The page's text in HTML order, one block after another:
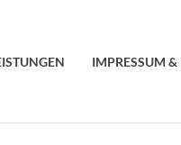
IMPRESSUM &